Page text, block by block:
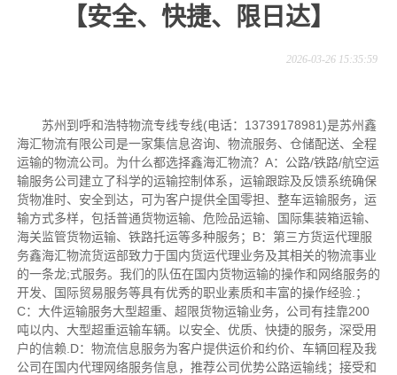
【安全、快捷、限日达】
2026-03-26 15:35:59
苏州到呼和浩特物流专线专线(电话：13739178981)是苏州鑫
海汇物流有限公司是一家集信息咨询、物流服务、仓储配送、全程
运输的物流公司。为什么都选择鑫海汇物流？A：公路/铁路/航空运
输服务公司建立了科学的运输控制体系，运输跟踪及反馈系统确保
货物准时、安全到达，可为客户提供全国零担、整车运输服务，运
输方式多样，包括普通货物运输、危险品运输、国际集装箱运输、
海关监管货物运输、铁路托运等多种服务；B：第三方货运代理服
务鑫海汇物流货运部致力于国内货运代理业务及其相关的物流事业
的一条龙;式服务。我们的队伍在国内货物运输的操作和网络服务的
开发、国际贸易服务等具有优秀的职业素质和丰富的操作经验.；
C：大件运输服务大型超重、超限货物运输业务，公司有挂靠200
吨以内、大型超重运输车辆。以安全、优质、快捷的服务，深受用
户的信赖.D：物流信息服务为客户提供运价和约价、车辆回程及我
公司在国内代理网络服务信息，推荐公司优势公路运输线；接受和